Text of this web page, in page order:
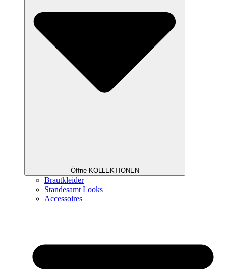
Öffne KOLLEKTIONEN
Brautkleider
Standesamt Looks
Accessoires